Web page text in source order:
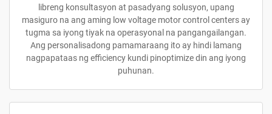
libreng konsultasyon at pasadyang solusyon, upang
masiguro na ang aming low voltage motor control centers ay
tugma sa iyong tiyak na operasyonal na pangangailangan.
Ang personalisadong pamamaraang ito ay hindi lamang
nagpapataas ng efficiency kundi pinoptimize din ang iyong
puhunan.